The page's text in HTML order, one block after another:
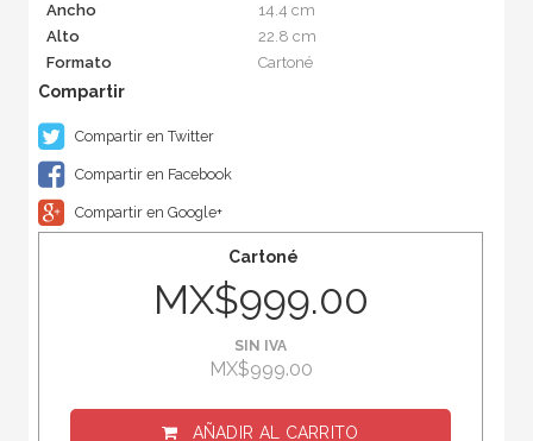
Ancho
14.4 cm
Alto
22.8 cm
Formato
Cartoné
Compartir en Twitter
Compartir en Facebook
Compartir en Google+
Cartoné
MX$999.00
SIN IVA
MX$999.00
AÑADIR AL CARRITO